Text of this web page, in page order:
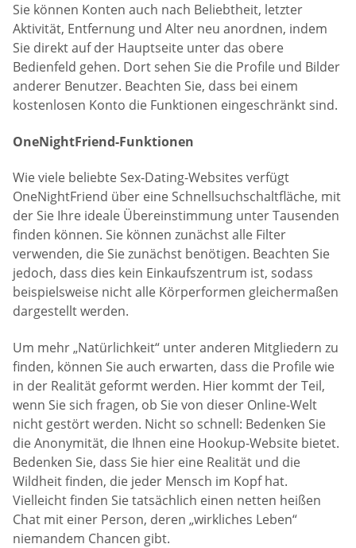
Sie können Konten auch nach Beliebtheit, letzter
Aktivität, Entfernung und Alter neu anordnen, indem
Sie direkt auf der Hauptseite unter das obere
Bedienfeld gehen. Dort sehen Sie die Profile und Bilder
anderer Benutzer. Beachten Sie, dass bei einem
kostenlosen Konto die Funktionen eingeschränkt sind.
OneNightFriend-Funktionen
Wie viele beliebte Sex-Dating-Websites verfügt
OneNightFriend über eine Schnellsuchschaltfläche, mit
der Sie Ihre ideale Übereinstimmung unter Tausenden
finden können. Sie können zunächst alle Filter
verwenden, die Sie zunächst benötigen. Beachten Sie
jedoch, dass dies kein Einkaufszentrum ist, sodass
beispielsweise nicht alle Körperformen gleichermaßen
dargestellt werden.
Um mehr „Natürlichkeit“ unter anderen Mitgliedern zu
finden, können Sie auch erwarten, dass die Profile wie
in der Realität geformt werden. Hier kommt der Teil,
wenn Sie sich fragen, ob Sie von dieser Online-Welt
nicht gestört werden. Nicht so schnell: Bedenken Sie
die Anonymität, die Ihnen eine Hookup-Website bietet.
Bedenken Sie, dass Sie hier eine Realität und die
Wildheit finden, die jeder Mensch im Kopf hat.
Vielleicht finden Sie tatsächlich einen netten heißen
Chat mit einer Person, deren „wirkliches Leben“
niemandem Chancen gibt.